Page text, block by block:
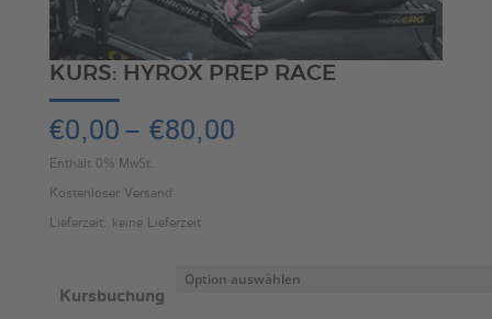
KURS: HYROX PREP RACE
€0,00 – €80,00Preisspanne:
Enthält 0% MwSt.
Kostenloser Versand
Lieferzeit: keine Lieferzeit
Kursbuchung